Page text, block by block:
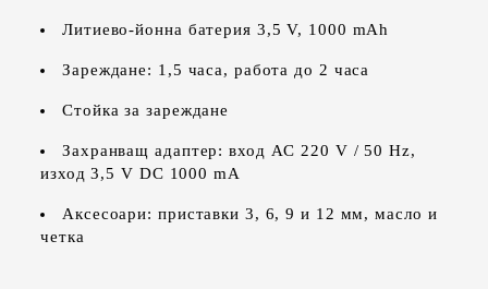
Литиево-йонна батерия 3,5 V, 1000 mAh
Зареждане: 1,5 часа, работа до 2 часа
Стойка за зареждане
Захранващ адаптер: вход AC 220 V / 50 Hz,
изход 3,5 V DC 1000 mA
Аксесоари: приставки 3, 6, 9 и 12 мм, масло и
четка